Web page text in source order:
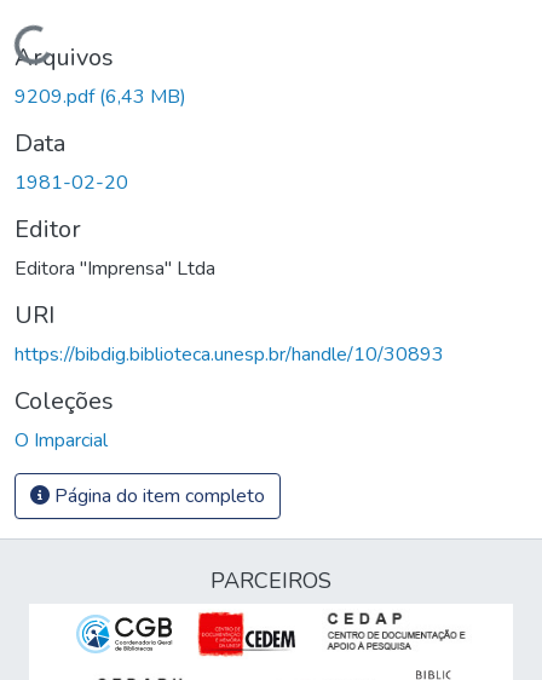
Carregando...
Arquivos
9209.pdf(6,43 MB)
Data
1981-02-20
Editor
Editora "Imprensa" Ltda
URI
https://bibdig.biblioteca.unesp.br/handle/10/30893
Coleções
O Imparcial
Página do item completo
PARCEIROS